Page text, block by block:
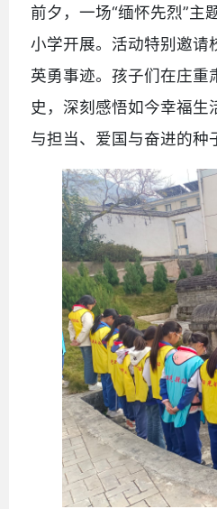
前夕，一场“缅怀先烈”主
小学开展。活动特别邀请
英勇事迹。孩子们在庄重
史，深刻感悟如今幸福生
与担当、爱国与奋进的种